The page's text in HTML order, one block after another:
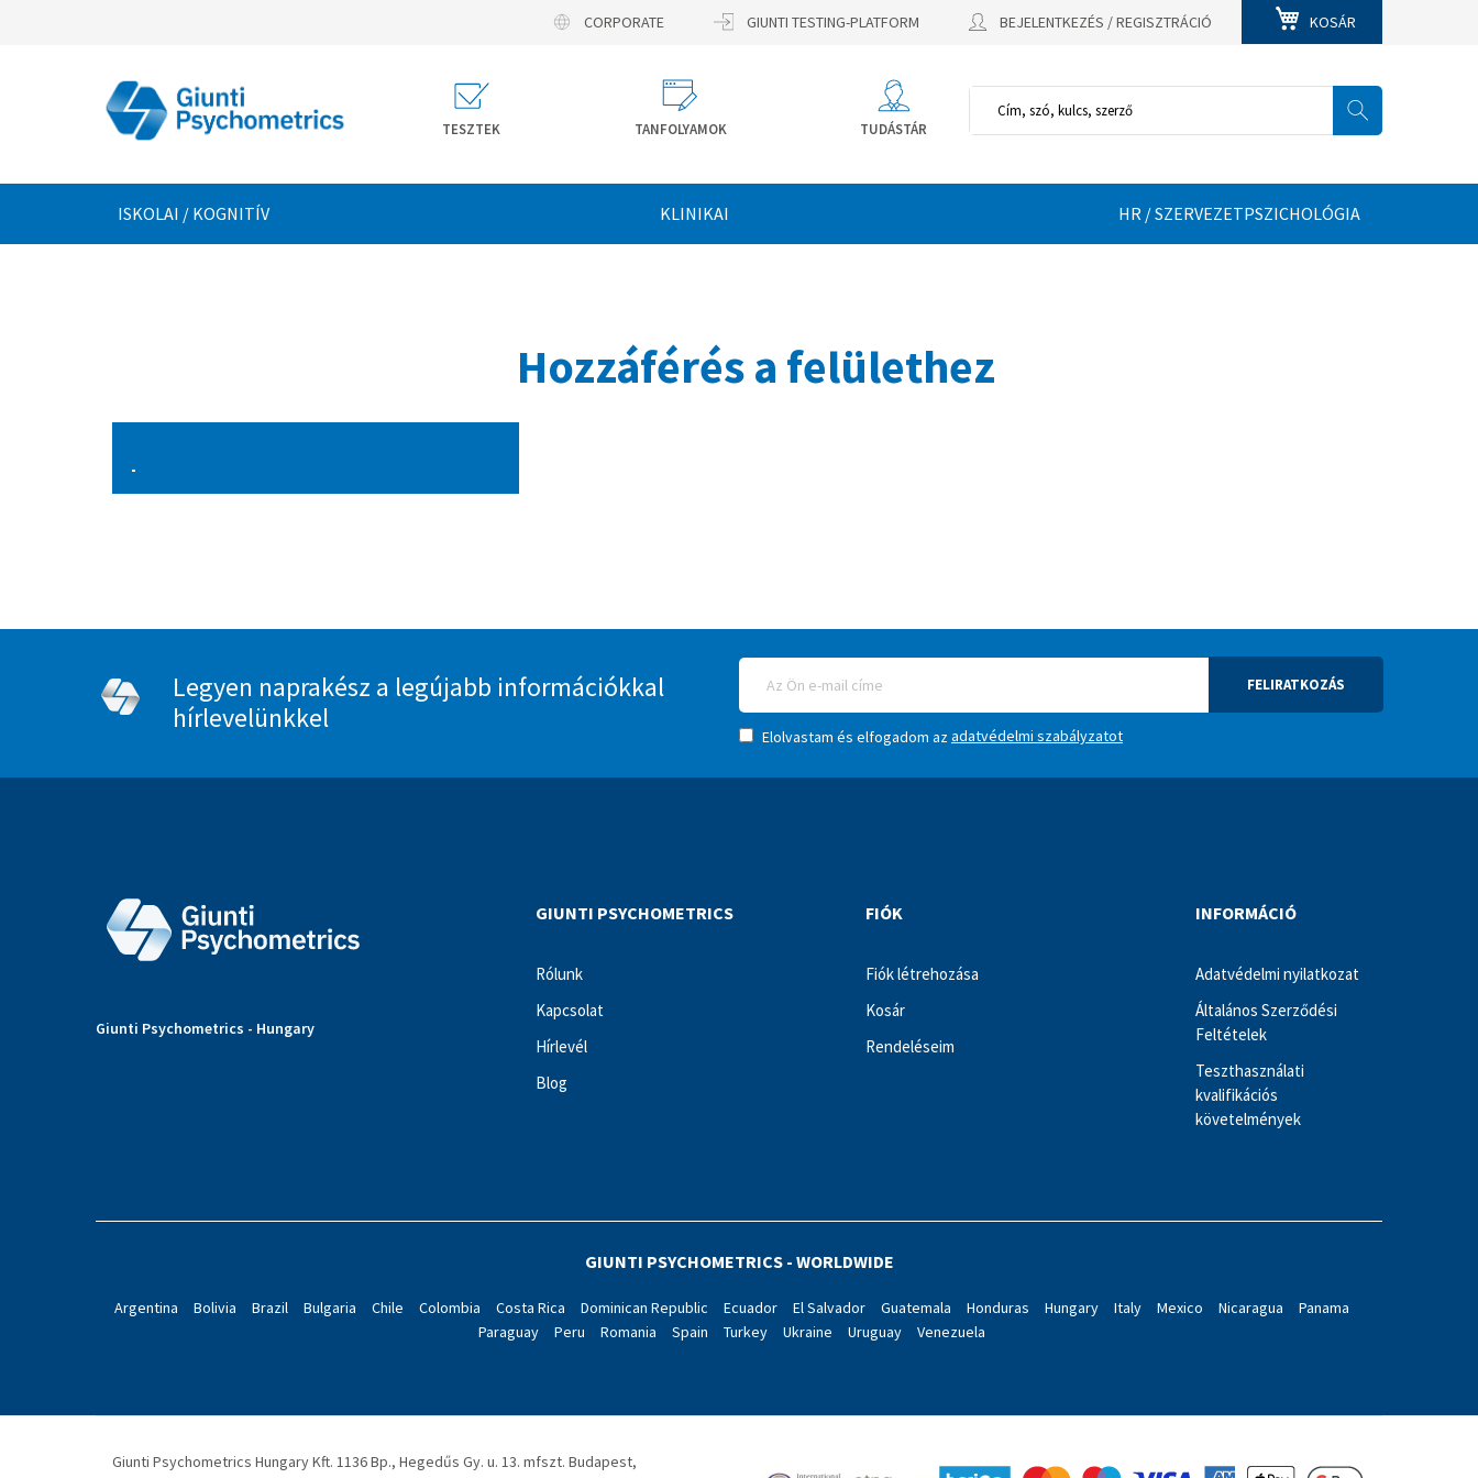
KOSÁR
CORPORATE GIUNTI TESTING-PLATFORM BEJELENTKEZÉS / REGISZTRÁCIÓ
TESZTEK TANFOLYAMOK TUDÁSTÁR
ISKOLAI / KOGNITÍV KLINIKAI HR / SZERVEZETPSZICHOLÓGIA
Hozzáférés a felülethez
Legyen naprakész a legújabb információkkal
hírlevelünkkel
FELIRATKOZÁS
Elolvastam és elfogadom azadatvédelmi szabályzatot
Giunti Psychometrics - Hungary
GIUNTI PSYCHOMETRICS
Rólunk
Kapcsolat
Hírlevél
Blog
FIÓK
Fiók létrehozása
Kosár
Rendeléseim
INFORMÁCIÓ
Adatvédelmi nyilatkozat
Általános Szerződési
Feltételek
Teszthasználati
kvalifikációs
követelmények
GIUNTI PSYCHOMETRICS - WORLDWIDE
Argentina Bolivia Brazil Bulgaria Chile Colombia Costa Rica Dominican Republic Ecuador El Salvador Guatemala Honduras Hungary Italy Mexico Nicaragua
Panama
Paraguay
Peru Romania Spain Turkey Ukraine Uruguay Venezuela
Giunti Psychometrics Hungary Kft. 1136 Bp., Hegedűs Gy. u. 13. mfszt. Budapest,